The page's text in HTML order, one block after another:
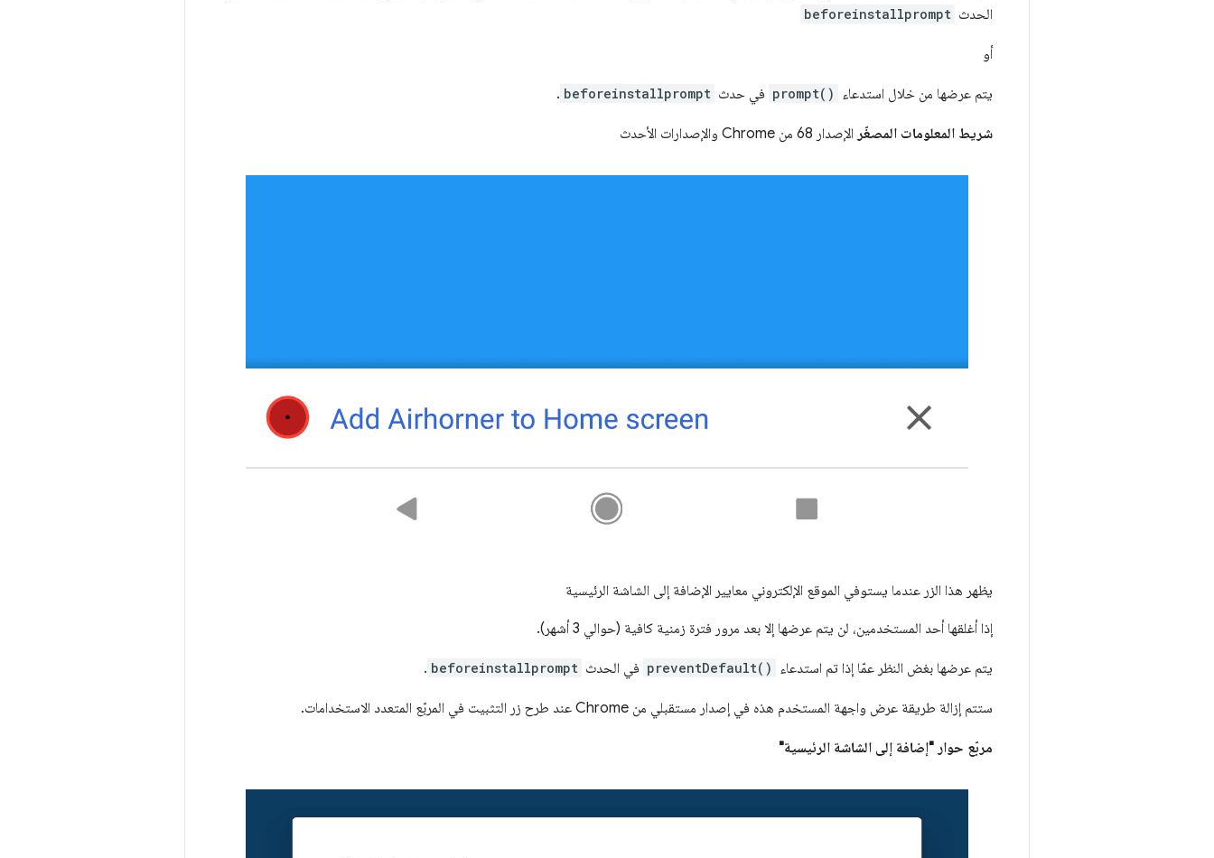
الحدث beforeinstallprompt
أو
يتم عرضها من خلال استدعاء prompt() في حدث beforeinstallprompt
.
شريط المعلومات المصغّر الإصدار 68 من Chrome والإصدارات الأحدث
يظهر هذا الزر عندما يستوفي الموقع الإلكتروني معايير الإضافة إلى الشاشة الرئيسية
إذا أغلقها أحد المستخدمين، لن يتم عرضها إلا بعد مرور فترة زمنية كافية (حوالي 3 أشهر).
يتم عرضها بغض النظر عمّا إذا تم استدعاء preventDefault() في الحدث beforeinstallprompt
.
ستتم إزالة طريقة عرض واجهة المستخدم هذه في إصدار مستقبلي من Chrome عند طرح زر التثبيت في المربّع المتعدد الاستخدامات.
مربّع حوار "إضافة إلى الشاشة الرئيسية"